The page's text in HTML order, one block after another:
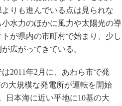
りも進んでいる点は見られな
水力のほかに風力や太陽光の導
トが県内の市町村で始まり、少し
広がってきている。
2011年2月に、あわら市で発
大規模な発電所が運転を開始
日本海に近い平地に10基の大